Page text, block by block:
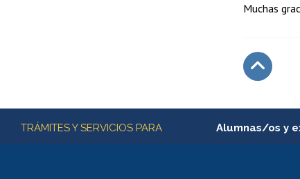
Muchas
Más información
TRÁMITES Y SERVICIOS PARA Alumnas/os y